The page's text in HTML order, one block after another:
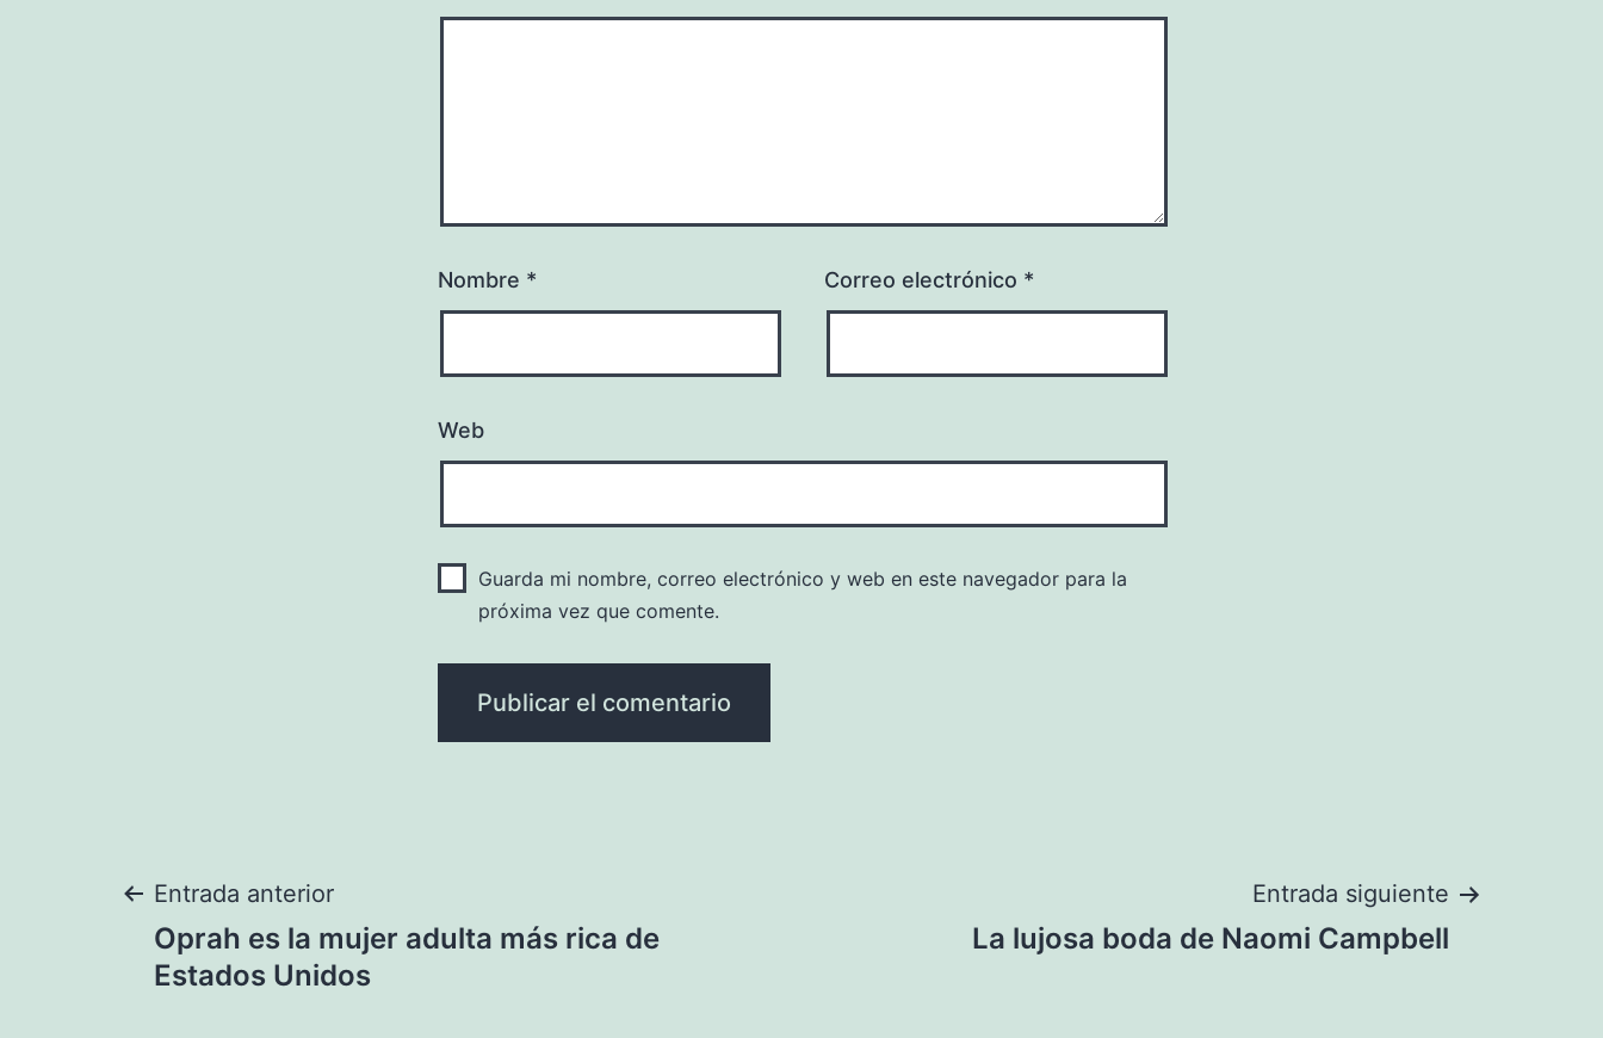
Nombre * Correo electrónico *
Web
Guarda mi nombre, correo electrónico y web en este navegador para la
próxima vez que comente.
Navegación
de
Entrada anterior
Oprah es la mujer adulta más rica de
Estados Unidos
Entrada siguiente
La lujosa boda de Naomi Campbell